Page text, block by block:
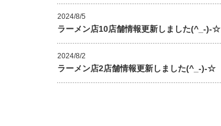
2024/8/5
ラーメン店10店舗情報更新しました(^_-)-☆
2024/8/2
ラーメン店2店舗情報更新しました(^_-)-☆